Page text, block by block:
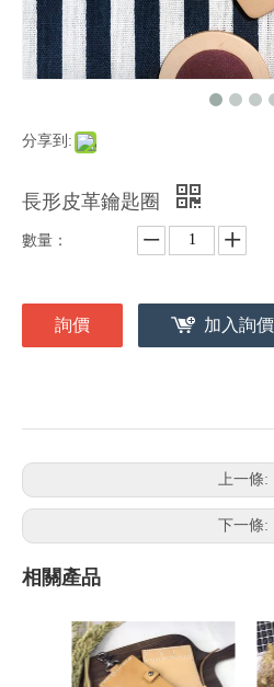
分享到:
長形皮革鑰匙圈
數量：
詢價 加入詢
上一條:
下一條:
相關產品